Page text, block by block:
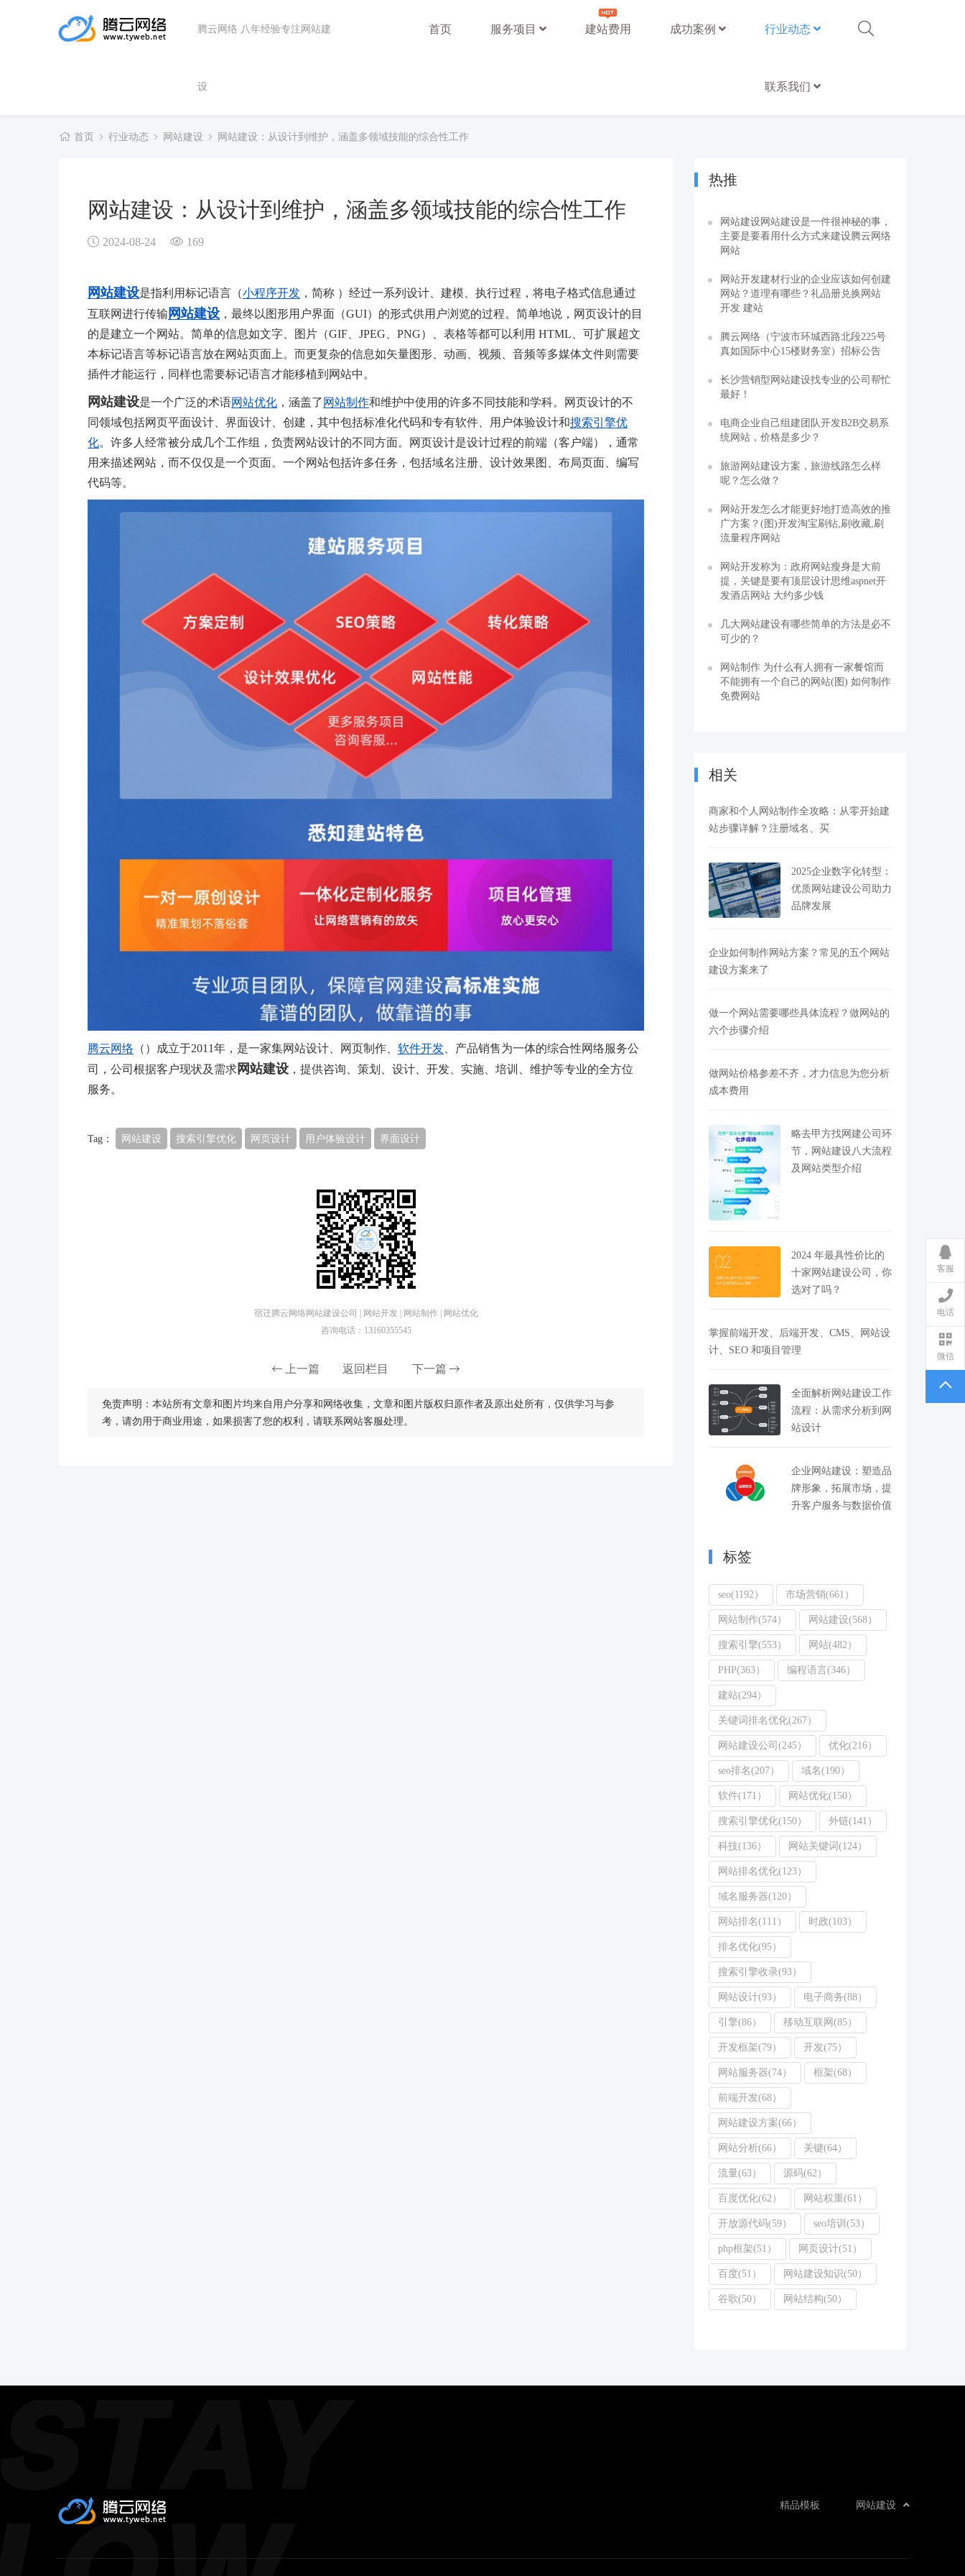
腾云网络 八年经验专注网站建
设
首页 服务项目 建站费用 成功案例 行业动态
联系我们
首页 行业动态 网站建设 网站建设：从设计到维护，涵盖多领域技能的综合性工作
网站建设：从设计到维护，涵盖多领域技能的综合性工作
2024-08-24 169
网站建设是指利用标记语言（小程序开发 ，简称 ）经过一系列设计、建模、执行过程，将电子格式信息通过
互联网进行传输 网站建设 ，最终以图形用户界面（GUI）的形式供用户浏览的过程。简单地说，网页设计的目
的是建立一个网站。简单的信息如文字、图片（GIF、JPEG、PNG）、表格等都可以利用 HTML、可扩展超文
本标记语言等标记语言放在网站页面上。而更复杂的信息如矢量图形、动画、视频、音频等多媒体文件则需要
插件才能运行，同样也需要标记语言才能移植到网站中。
网站建设是一个广泛的术语网站优化 ，涵盖了 网站制作和维护中使用的许多不同技能和学科。网页设计的不
同领域包括网页平面设计、界面设计、创建，其中包括标准化代码和专有软件、用户体验设计和搜索引擎优
化 。许多人经常被分成几个工作组，负责网站设计的不同方面。网页设计是设计过程的前端（客户端），通常
用来描述网站，而不仅仅是一个页面。一个网站包括许多任务，包括域名注册、设计效果图、布局页面、编写
代码等。
腾云网络 （）成立于2011年，是一家集网站设计、网页制作、 软件开发 、产品销售为一体的综合性网络服务公
司，公司根据客户现状及需求网站建设 ，提供咨询、策划、设计、开发、实施、培训、维护等专业的全方位
服务。
Tag： 网站建设 搜索引擎优化 网页设计 用户体验设计 界面设计
宿迁腾云网络网站建设公司 | 网站开发 | 网站制作 | 网站优化
咨询电话：13160355545
上一篇 返回栏目 下一篇
免责声明：本站所有文章和图片均来自用户分享和网络收集，文章和图片版权归原作者及原出处所有，仅供学习与参
考，请勿用于商业用途，如果损害了您的权利，请联系网站客服处理。
热推
网站建设网站建设是一件很神秘的事，
主要是要看用什么方式来建设腾云网络
网站
网站开发建材行业的企业应该如何创建
网站？道理有哪些？礼品册兑换网站
开发 建站
腾云网络（宁波市环城西路北段225号
真如国际中心15楼财务室）招标公告
长沙营销型网站建设找专业的公司帮忙
最好！
电商企业自己组建团队开发B2B交易系
统网站，价格是多少？
旅游网站建设方案，旅游线路怎么样
呢？怎么做？
网站开发怎么才能更好地打造高效的推
广方案？(图)开发淘宝刷钻,刷收藏,刷
流量程序网站
网站开发称为：政府网站瘦身是大前
提，关键是要有顶层设计思维aspnet开
发酒店网站 大约多少钱
几大网站建设有哪些简单的方法是必不
可少的？
网站制作 为什么有人拥有一家餐馆而
不能拥有一个自己的网站(图) 如何制作
免费网站
相关
商家和个人网站制作全攻略：从零开始建
站步骤详解？注册域名、买
2025企业数字化转型：
优质网站建设公司助力
品牌发展
企业如何制作网站方案？常见的五个网站
建设方案来了
做一个网站需要哪些具体流程？做网站的
六个步骤介绍
做网站价格参差不齐，才力信息为您分析
成本费用
略去甲方找网建公司环
节，网站建设八大流程
及网站类型介绍
2024 年最具性价比的
十家网站建设公司，你
选对了吗？
掌握前端开发、后端开发、CMS、网站设
计、SEO 和项目管理
全面解析网站建设工作
流程：从需求分析到网
站设计
企业网站建设：塑造品
牌形象，拓展市场，提
升客户服务与数据价值
标签
seo(1192） 市场营销(661）
网站制作(574） 网站建设(568）
搜索引擎(553） 网站(482）
PHP(363） 编程语言(346）
建站(294）
关键词排名优化(267）
网站建设公司(245） 优化(216）
seo排名(207） 域名(190）
软件(171） 网站优化(150）
搜索引擎优化(150） 外链(141）
科技(136） 网站关键词(124）
网站排名优化(123）
域名服务器(120）
网站排名(111） 时政(103）
排名优化(95）
搜索引擎收录(93）
网站设计(93） 电子商务(88）
引擎(86） 移动互联网(85）
开发框架(79） 开发(75）
网站服务器(74） 框架(68）
前端开发(68）
网站建设方案(66）
网站分析(66） 关键(64）
流量(63） 源码(62）
百度优化(62） 网站权重(61）
开放源代码(59） seo培训(53）
php框架(51） 网页设计(51）
百度(51） 网站建设知识(50）
谷歌(50） 网站结构(50）
网站建设
精品模板
客服
电话
微信